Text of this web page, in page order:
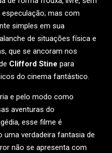
mas com
simples em sua
de situações física e
que se ancoram nos
Clifford Stine para
do cinema fantástico.
e pelo modo como
aventuras do
esse filme é
verdadeira fantasia de
não se apresenta com